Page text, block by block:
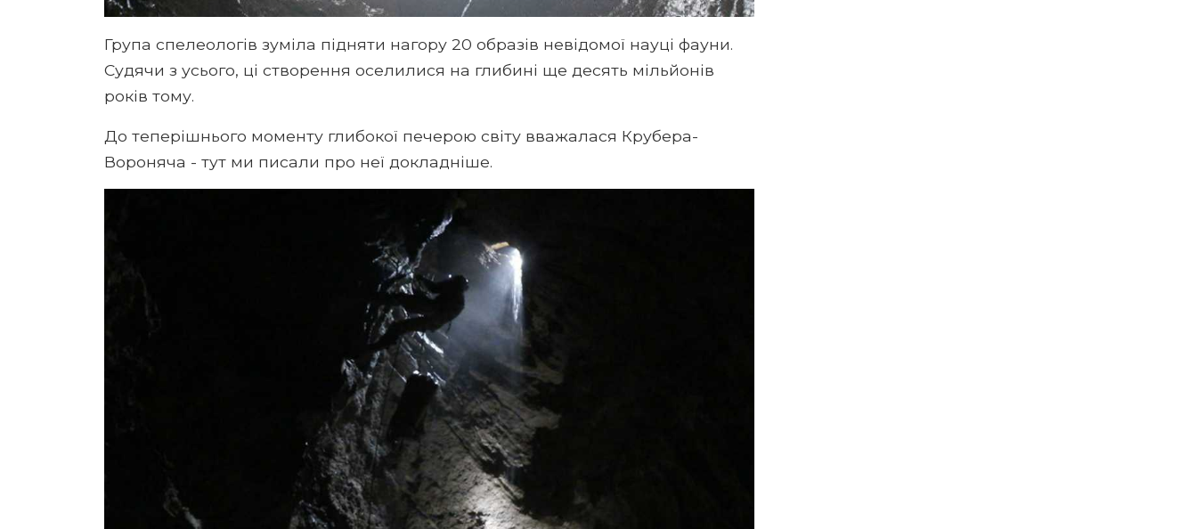
Група спелеологів зуміла підняти нагору 20 образів невідомої науці фауни.
Судячи з усього, ці створення оселилися на глибині ще десять мільйонів
років тому.
До теперішнього моменту глибокої печерою світу вважалася Крубера-
Вороняча - тут ми писали про неї докладніше.